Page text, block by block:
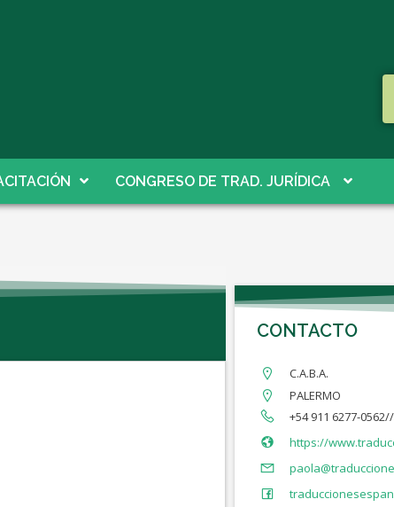
CONGRESO DE TRAD. JURÍDICA
CONTACTO
C.A.B.A.
PALERMO
+54 911 6277-
https://